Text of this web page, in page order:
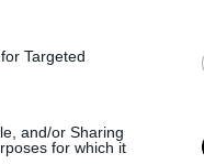
Targeted
and/or Sharing
for which it
ΠΙΤΕΣ